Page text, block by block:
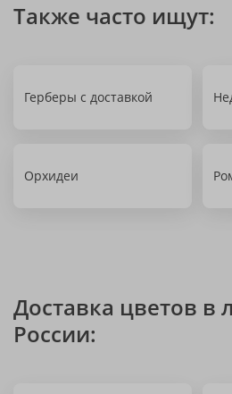
Также часто ищут:
Герберы с доставкой
Орхидеи
Доставка цветов в
России: